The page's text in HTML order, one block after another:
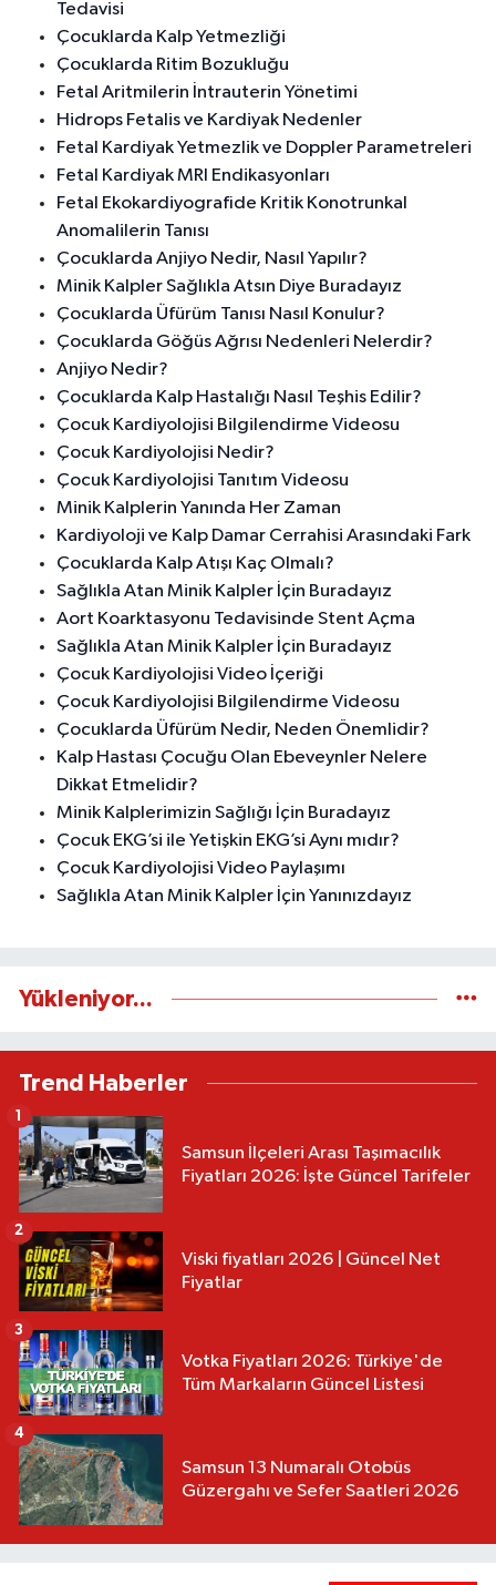
Tedavisi
Çocuklarda Kalp Yetmezliği
Çocuklarda Ritim Bozukluğu
Fetal Aritmilerin İntrauterin Yönetimi
Hidrops Fetalis ve Kardiyak Nedenler
Fetal Kardiyak Yetmezlik ve Doppler Parametreleri
Fetal Kardiyak MRI Endikasyonları
Fetal Ekokardiyografide Kritik Konotrunkal
Anomalilerin Tanısı
Çocuklarda Anjiyo Nedir, Nasıl Yapılır?
Minik Kalpler Sağlıkla Atsın Diye Buradayız
Çocuklarda Üfürüm Tanısı Nasıl Konulur?
Çocuklarda Göğüs Ağrısı Nedenleri Nelerdir?
Anjiyo Nedir?
Çocuklarda Kalp Hastalığı Nasıl Teşhis Edilir?
Çocuk Kardiyolojisi Bilgilendirme Videosu
Çocuk Kardiyolojisi Nedir?
Çocuk Kardiyolojisi Tanıtım Videosu
Minik Kalplerin Yanında Her Zaman
Kardiyoloji ve Kalp Damar Cerrahisi Arasındaki Fark
Çocuklarda Kalp Atışı Kaç Olmalı?
Sağlıkla Atan Minik Kalpler İçin Buradayız
Aort Koarktasyonu Tedavisinde Stent Açma
Sağlıkla Atan Minik Kalpler İçin Buradayız
Çocuk Kardiyolojisi Video İçeriği
Çocuk Kardiyolojisi Bilgilendirme Videosu
Çocuklarda Üfürüm Nedir, Neden Önemlidir?
Kalp Hastası Çocuğu Olan Ebeveynler Nelere
Dikkat Etmelidir?
Minik Kalplerimizin Sağlığı İçin Buradayız
Çocuk EKG’si ile Yetişkin EKG’si Aynı mıdır?
Çocuk Kardiyolojisi Video Paylaşımı
Sağlıkla Atan Minik Kalpler İçin Yanınızdayız
Yükleniyor...
Trend Haberler
Samsun İlçeleri Arası Taşımacılık
Fiyatları 2026: İşte Güncel Tarifeler
1
Viski fiyatları 2026 | Güncel Net
Fiyatlar
2
Votka Fiyatları 2026: Türkiye'de
Tüm Markaların Güncel Listesi
3
Samsun 13 Numaralı Otobüs
Güzergahı ve Sefer Saatleri 2026
4